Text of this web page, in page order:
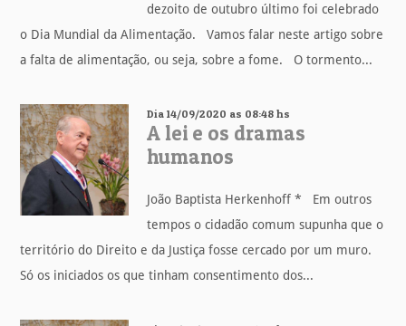
dezoito de outubro último foi celebrado
o Dia Mundial da Alimentação. Vamos falar neste artigo sobre
a falta de alimentação, ou seja, sobre a fome. O tormento...
Dia 14/09/2020 as 08:48 hs
A lei e os dramas
humanos
João Baptista Herkenhoff * Em outros
tempos o cidadão comum supunha que o
território do Direito e da Justiça fosse cercado por um muro.
Só os iniciados os que tinham consentimento dos...